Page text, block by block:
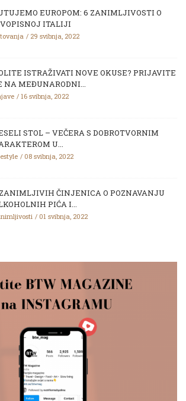
EUROPOM: 6 ZANIMLJIVOSTI O
ITALIJI
29 svibnja, 2022
ISTRAŽIVATI NOVE OKUSE? PRIJAVITE
NA MEĐUNARODNI...
16 svibnja, 2022
STOL – VEČERA S DOBROTVORNIM
U...
08 svibnja, 2022
ČINJENICA O POZNAVANJU
PIĆA I...
01 svibnja, 2022